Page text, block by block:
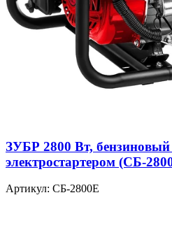
ЗУБР 2800 Вт, бензиновый
электростартером (СБ-
Артикул: СБ-2800Е